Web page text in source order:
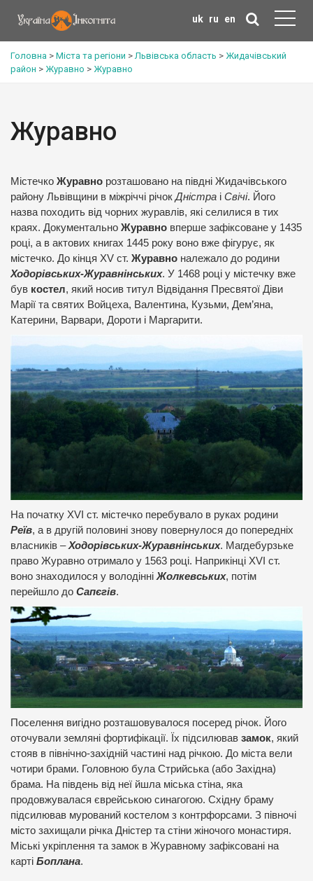
uk ru en
Головна > Міста та регіони >Львівська область > Жидачівський
район > Журавно > Журавно
Журавно
Містечко Журавно розташовано на півдні Жидачівського
району Львівщини в міжріччі річок Дністра і Свічі. Його
назва походить від чорних журавлів, які селилися в тих
краях. Документально Журавно вперше зафіксоване у 1435
році, а в актових книгах 1445 року воно вже фігурує, як
містечко. До кінця XV ст. Журавно належало до родини
Ходорівських-Журавнінських. У 1468 році у містечку вже
був костел, який носив титул Відвідання Пресвятої Діви
Марії та святих Войцеха, Валентина, Кузьми, Дем’яна,
Катерини, Варвари, Дороти і Маргарити.
На початку XVI ст. містечко перебувало в руках родини
Реїв, а в другій половині знову повернулося до попередніх
власників –Ходорівських-Журавнінських. Магдебурзьке
право Журавно отримало у 1563 році. Наприкінці XVI ст.
воно знаходилося у володінніЖолкевських, потім
перейшло до Сапєгів.
Поселення вигідно розташовувалося посеред річок. Його
оточували земляні фортифікації. Їх підсилював замок, який
стояв в північно-західній частині над річкою. До міста вели
чотири брами. Головною була Стрийська (або Західна)
брама. На південь від неї йшла міська стіна, яка
продовжувалася єврейською синагогою. Східну браму
підсилював мурований костелом з контрфорсами. З півночі
місто захищали річка Дністер та стіни жіночого монастиря.
Міські укріплення та замок в Журавному зафіксовані на
карті Боплана.